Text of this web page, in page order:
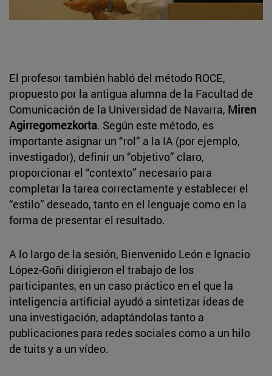
El profesor también habló del método ROCE,
propuesto por la antigua alumna de la Facultad de
Comunicación de la Universidad de Navarra, Miren
Agirregomezkorta. Según este método, es
importante asignar un “rol” a la IA (por ejemplo,
investigador), definir un “objetivo” claro,
proporcionar el “contexto” necesario para
completar la tarea correctamente y establecer el
“estilo” deseado, tanto en el lenguaje como en la
forma de presentar el resultado.
A lo largo de la sesión, Bienvenido León e Ignacio
López-Goñi dirigieron el trabajo de los
participantes, en un caso práctico en el que la
inteligencia artificial ayudó a sintetizar ideas de
una investigación, adaptándolas tanto a
publicaciones para redes sociales como a un hilo
de tuits y a un vídeo.